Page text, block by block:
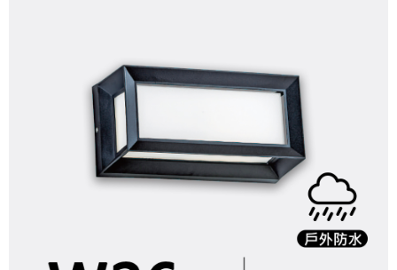
４．使用「AFTEE先享後付」時，將依據個別帳號之用戶狀況，依本公司即
時審查核予不同之上限額度；若仍有額度不足之情形，本公司將視審查結果
請求用戶進行身份認證。
５．嚴禁一人註冊多個帳號或使用他人資訊註冊。若發現惡意使用之情形，
恩沛科技股份有限公司將有權停止該用戶之使用額度並採取法律行動。